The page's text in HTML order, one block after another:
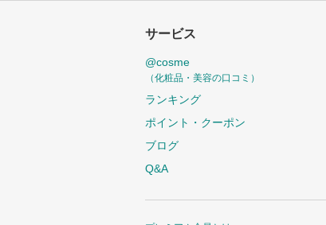
サービス
@cosme
（化粧品・美容の口コミ）
ランキング
ポイント・クーポン
ブログ
Q&A